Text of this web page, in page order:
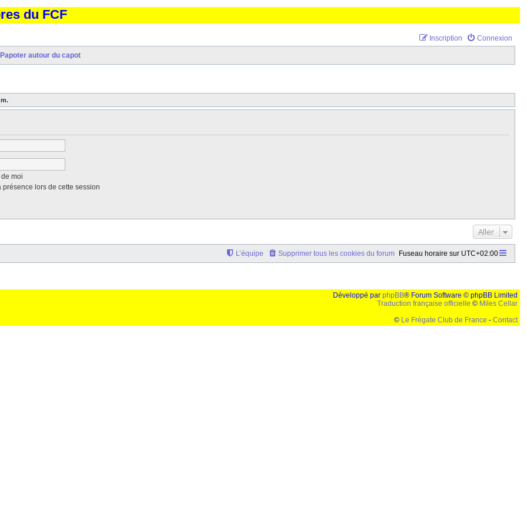
du FCF
Connexion
Inscription
Papoter autour du capot
moi
présence lors de cette session
Aller
Fuseau horaire sur UTC+02:00
Supprimer tous les cookies du forum
L’équipe
Développé par phpBB® Forum Software © phpBB Limited
Traduction française officielle © Miles Cellar
© Le Frégate Club de France - Contact